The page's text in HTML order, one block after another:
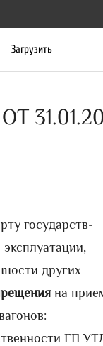
Загрузить
государств-
других
на
ГП